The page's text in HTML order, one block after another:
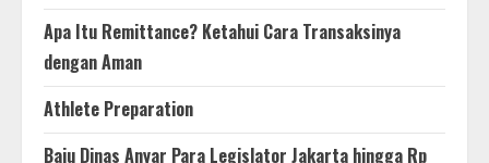
Apa Itu Remittance? Ketahui Cara Transaksinya
dengan Aman
Athlete Preparation
Baju Dinas Anyar Para Legislator Jakarta hingga Rp